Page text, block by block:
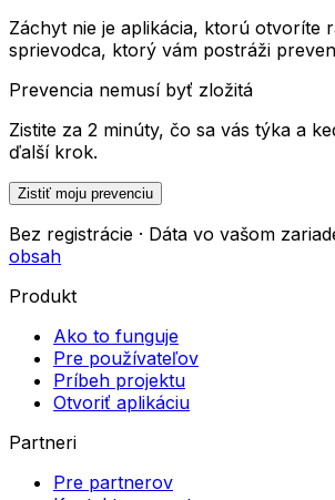
Záchyt nie je aplikácia, ktorú otvoríte
sprievodca, ktorý vám postráži
Prevencia nemusí byť zložitá
Zistite za 2 minúty, čo sa vás týka a
ďalší krok.
Zistiť moju prevenciu
Bez registrácie · Dáta vo vašom
obsah
Produkt
Ako to funguje
Pre používateľov
Príbeh projektu
Otvoriť aplikáciu
Partneri
Pre partnerov